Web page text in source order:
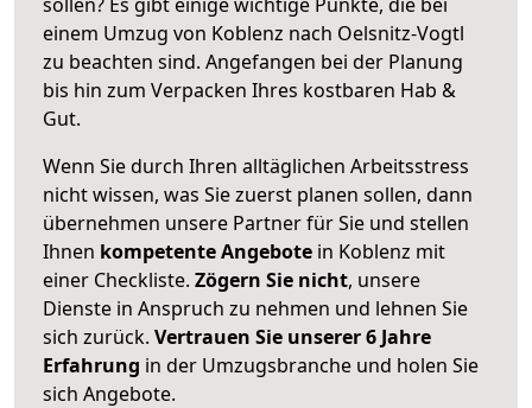
einem Umzug von Koblenz nach Oelsnitz-Vogtl
zu beachten sind. Angefangen bei der Planung
bis hin zum Verpacken Ihres kostbaren Hab &
Gut.
Wenn Sie durch Ihren alltäglichen Arbeitsstress
nicht wissen, was Sie zuerst planen sollen, dann
übernehmen unsere Partner für Sie und stellen
Ihnen kompetente Angebote in Koblenz mit
einer Checkliste. Zögern Sie nicht, unsere
Dienste in Anspruch zu nehmen und lehnen Sie
sich zurück. Vertrauen Sie unserer 6 Jahre
Erfahrung in der Umzugsbranche und holen Sie
sich Angebote.